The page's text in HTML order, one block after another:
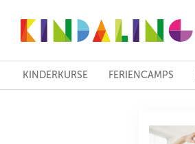
KINDERKURSE FERIENCAMPS